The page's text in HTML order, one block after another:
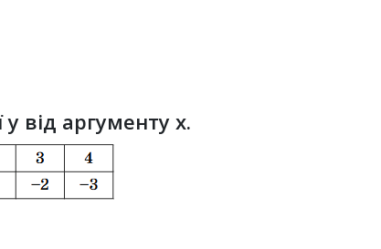
від аргументу x.